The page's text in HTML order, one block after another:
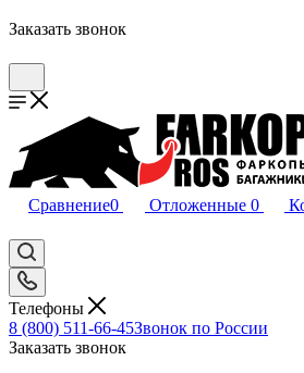
Заказать звонок
Сравнение0 Отложенные 0
Телефоны
8 (800) 511-66-45Звонок по России
Заказать звонок